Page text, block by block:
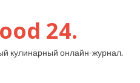
24.
кулинарный онлайн-журнал.